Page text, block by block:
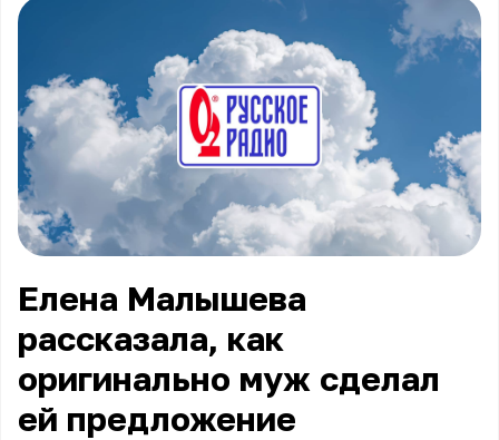
Елена Малышева
рассказала, как
оригинально муж сделал
ей предложение